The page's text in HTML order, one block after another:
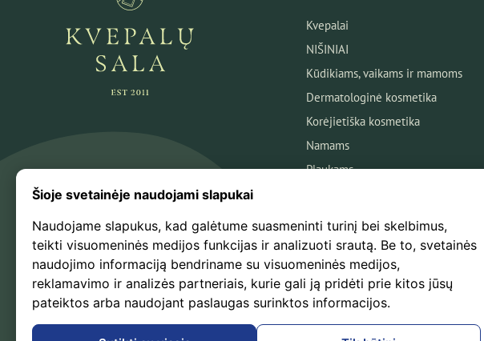
Kvepalai
NIŠINIAI
Kūdikiams, vaikams ir mamoms
Dermatologinė kosmetika
Korėjietiška kosmetika
Namams
Plaukams
Kūnui
Kosmetika
Naujausios
Išpardavimas
Kvepalų Blogas!
Šioje svetainėje naudojami slapukai
Naudojame slapukus, kad galėtume suasmeninti turinį bei skelbimus,
teikti visuomeninės medijos funkcijas ir analizuoti srautą. Be to, svetainės
naudojimo informaciją bendriname su visuomeninės medijos,
reklamavimo ir analizės partneriais, kurie gali ją pridėti prie kitos jūsų
pateiktos arba naudojant paslaugas surinktos informacijos.